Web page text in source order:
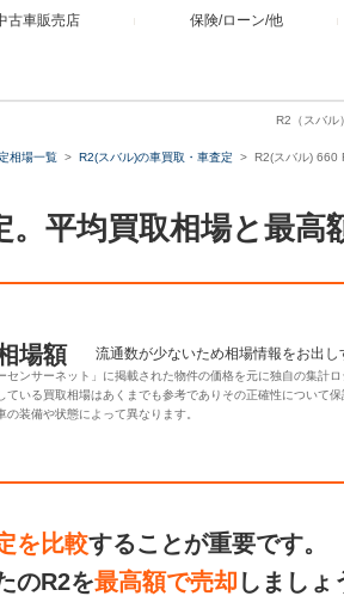
古車販売店 保険/ローン/他
R2（スバル
相場一覧 R2(スバル)の車買取・車査定 R2(スバル) 660
平均買取相場と最高
場額 流通数が少ないため相場情報をお出し
ンサーネット」に掲載された物件の価格を元に独自の集計ロ
いる買取相場はあくまでも参考でありその正確性について保
装備や状態によって異なります。
を比較することが重要です。
のR2を最高額で売却 しましょ